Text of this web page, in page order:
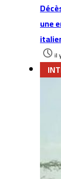
une
il